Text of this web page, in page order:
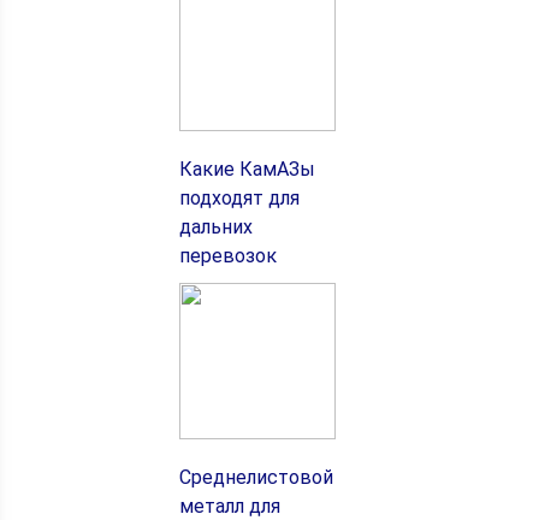
Какие КамАЗы
подходят для
дальних
перевозок
Среднелистовой
металл для